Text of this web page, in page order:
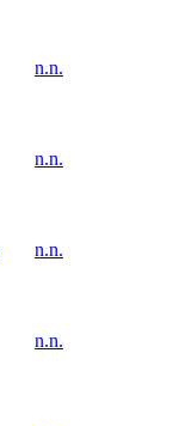
n.n.
n.n.
n.n.
n.n.